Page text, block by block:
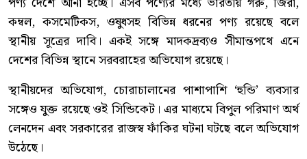
কম্বল, কসমেটিকস, ওষুধসহ বিভিন্ন ধরনের পণ্য রয়েছে বলে
স্থানীয় সূত্রের দাবি। একই সঙ্গে মাদকদ্রব্যও সীমান্তপথে এনে
দেশের বিভিন্ন স্থানে সরবরাহের অভিযোগ রয়েছে।
স্থানীয়দের অভিযোগ, চোরাচালানের পাশাপাশি ‘হুন্ডি’ ব্যবসার
সঙ্গেও যুক্ত রয়েছে ওই সিন্ডিকেট। এর মাধ্যমে বিপুল পরিমাণ অর্থ
লেনদেন এবং সরকারের রাজস্ব ফাঁকির ঘটনা ঘটছে বলে অভিযোগ
উঠেছে।